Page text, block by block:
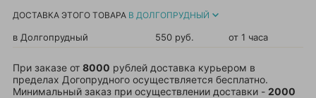
ДОСТАВКА ЭТОГО ТОВАРА В ДОЛГОПРУДНЫЙ
в Долгопрудный 550 руб. от 1 часа
При заказе от 8000 рублей доставка курьером в
пределах Догопрудного осуществляется бесплатно.
Минимальный заказ при осуществлении доставки - 2000